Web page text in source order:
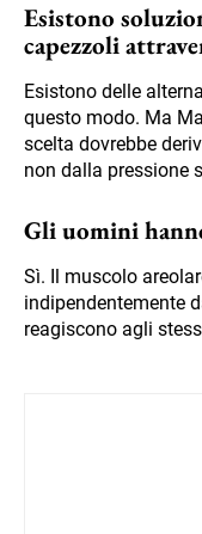
Esistono
capezzoli
Esistono delle
questo modo. Ma
scelta dovrebbe
non dalla pressione
Gli uomini
Sì. Il muscolo
indipendentemente
reagiscono agli